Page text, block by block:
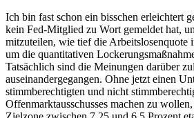
Ich bin fast schon ein bisschen erleichtert
kein Fed-Mitglied zu Wort gemeldet hat,
mitzuteilen, wie tief die Arbeitslosenquote
um die quantitativen
Tatsächlich sind die Meinungen darüber
auseinandergegangen. Ohne jetzt einen
stimmberechtigten und nicht
Offenmarktausschusses machen zu